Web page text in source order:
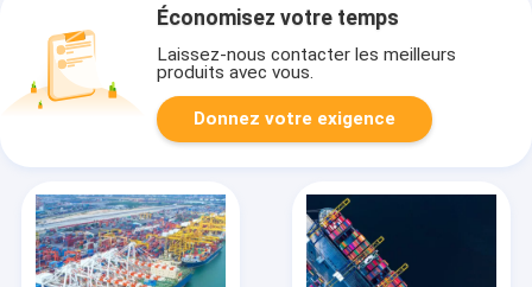
Économisez votre temps
Laissez-nous contacter les meilleurs
produits avec vous.
Donnez votre exigence